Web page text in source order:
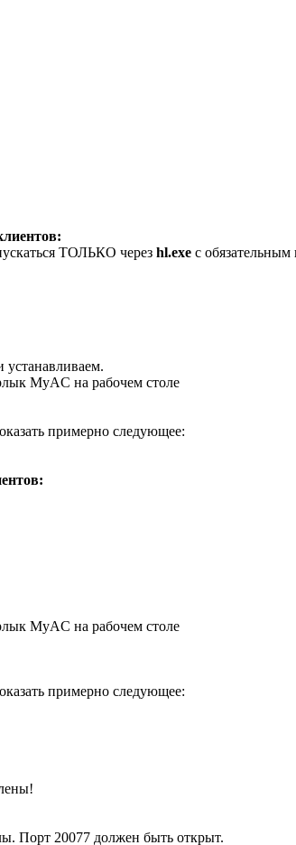
ТОЛЬКО через hl.exe с обязательным
устанавливаем.
MyAC на рабочем столе
примерно следующее:
MyAC на рабочем столе
примерно следующее:
Порт 20077 должен быть открыт.